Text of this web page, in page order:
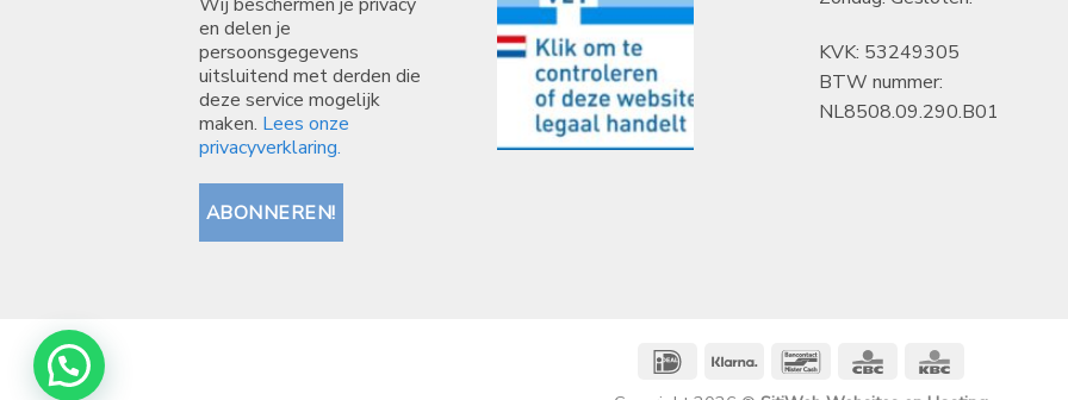
en delen je
persoonsgegevens
uitsluitend met derden die
deze service mogelijk
maken. Lees onze
privacyverklaring.
KVK: 53249305
BTW nummer:
NL8508.09.290.B01
IDeal Klarna BancontactCBC